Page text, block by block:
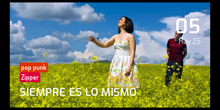
05
May 25
pop punk
Zipper
SIEMPRE ES LO MISMO